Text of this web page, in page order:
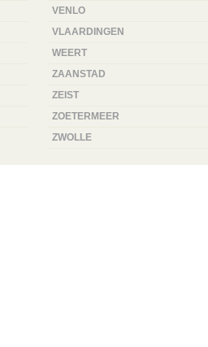
VENLO
VLAARDINGEN
WEERT
ZAANSTAD
ZEIST
ZOETERMEER
ZWOLLE